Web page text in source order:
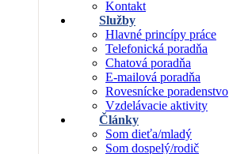
Kontakt
Služby
Hlavné princípy práce
Telefonická poradňa
Chatová poradňa
E-mailová poradňa
Rovesnícke poradenstvo
Vzdelávacie aktivity
Články
Som dieťa/mladý
Som dospelý/rodič